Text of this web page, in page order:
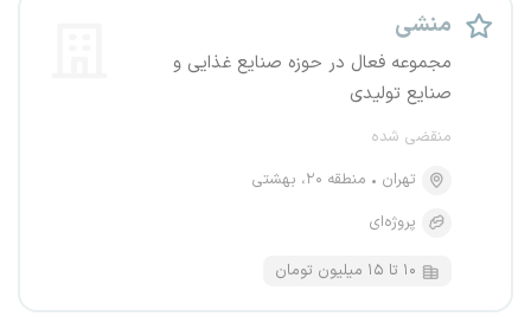
منشی
مجموعه فعال در حوزه صنایع غذایی و
صنایع تولیدی
منقضی شده
تهران
منطقه ۲۰، بهشتی
پروژه‌ای
۱۰ تا ۱۵ میلیون تومان